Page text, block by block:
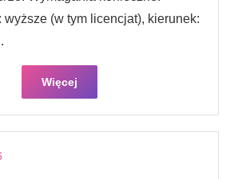
wyższe (w tym licencjat), kierunek:
Więcej